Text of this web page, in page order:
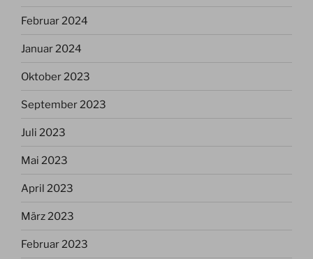
Februar 2024
Januar 2024
Oktober 2023
September 2023
Juli 2023
Mai 2023
April 2023
März 2023
Februar 2023